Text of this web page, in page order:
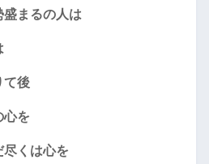
まるの人は
後
を
くは心を